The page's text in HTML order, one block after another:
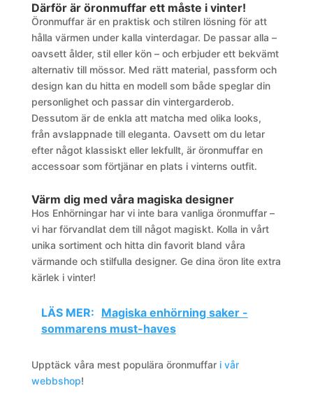
Därför är öronmuffar ett måste i vinter!
Öronmuffar är en praktisk och stilren lösning för att
hålla värmen under kalla vinterdagar. De passar alla –
oavsett ålder, stil eller kön – och erbjuder ett bekvämt
alternativ till mössor. Med rätt material, passform och
design kan du hitta en modell som både speglar din
personlighet och passar din vintergarderob.
Dessutom är de enkla att matcha med olika looks,
från avslappnade till eleganta. Oavsett om du letar
efter något klassiskt eller lekfullt, är öronmuffar en
accessoar som förtjänar en plats i vinterns outfit.
Värm dig med våra magiska designer
Hos Enhörningar har vi inte bara vanliga öronmuffar –
vi har förvandlat dem till något magiskt. Kolla in vårt
unika sortiment och hitta din favorit bland våra
värmande och stilfulla designer. Ge dina öron lite extra
kärlek i vinter!
LÄS MER: Magiska enhörning saker -
sommarens must-haves
Upptäck våra mest populära öronmuffari vår
webbshop!